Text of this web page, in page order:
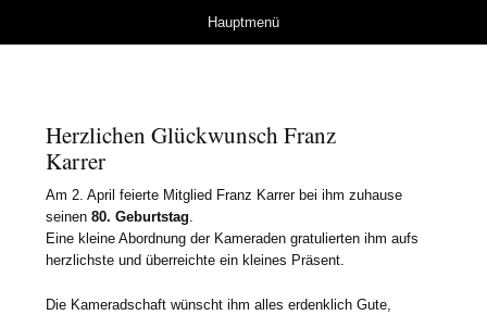
Herzlich Willkommen
bei der Kameradschaft
Hauptmenü
Herzlichen Glückwunsch Franz
Karrer
Am 2. April feierte Mitglied Franz Karrer bei ihm zuhause
seinen80. Geburtstag.
Eine kleine Abordnung der Kameraden gratulierten ihm aufs
herzlichste und überreichte ein kleines Präsent.
Die Kameradschaft wünscht ihm alles erdenklich Gute,